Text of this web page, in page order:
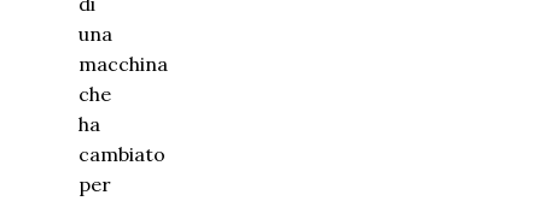
una
macchina
che
ha
cambiato
per